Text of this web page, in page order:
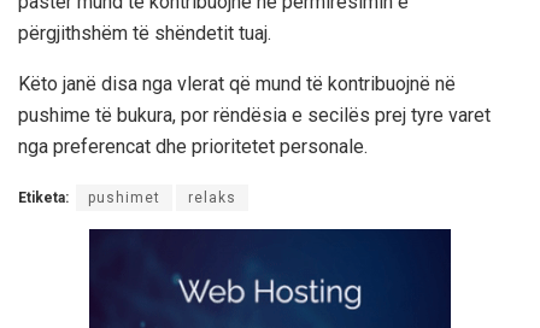
përgjithshëm të shëndetit tuaj.
Këto janë disa nga vlerat që mund të kontribuojnë në
pushime të bukura, por rëndësia e secilës prej tyre varet
nga preferencat dhe prioritetet personale.
Etiketa: pushimet relaks